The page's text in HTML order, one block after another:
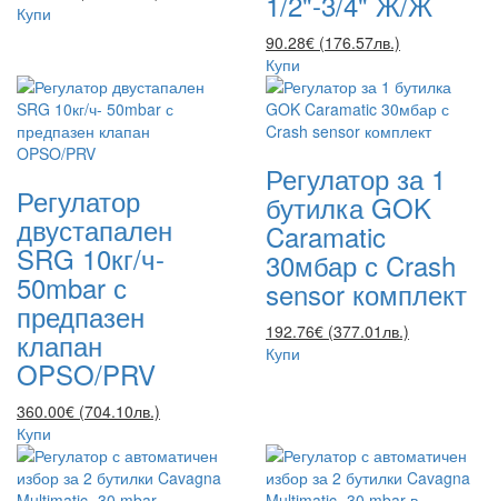
Купи
90.28€ (176.57лв.)
Купи
Регулатор
двустапален
SRG 10кг/ч-
50mbar с
предпазен
клапан
OPSO/PRV
360.00€ (704.10лв.)
Купи
Регулатор за 1
бутилка GOK
Caramatic
30мбар с Crash
sensor комплект
192.76€ (377.01лв.)
Купи